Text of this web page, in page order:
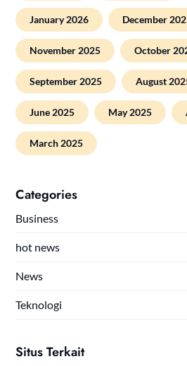
January 2026 December
November 2025 October
September 2025 August
June 2025 May 2025
March 2025
Categories
Business
hot news
News
Teknologi
Situs Terkait